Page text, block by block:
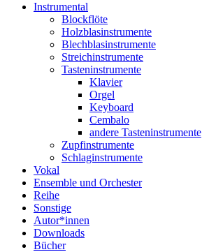
Instrumental
Blockflöte
Holzblasinstrumente
Blechblasinstrumente
Streichinstrumente
Tasteninstrumente
Klavier
Orgel
Keyboard
Cembalo
andere Tasteninstrumente
Zupfinstrumente
Schlaginstrumente
Vokal
Ensemble und Orchester
Reihe
Sonstige
Autor*innen
Downloads
Bücher